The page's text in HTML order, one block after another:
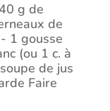
g de
de
1 gousse
(ou 1 c. à
de jus
Faire